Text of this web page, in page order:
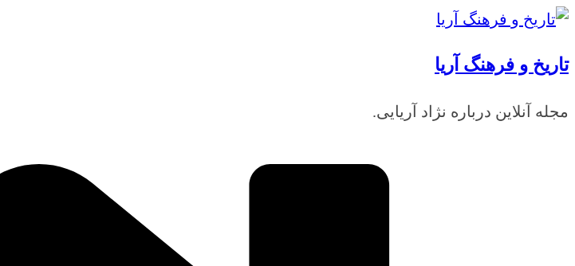
رفتن
محتوا
تاریخ و فرهنگ آریا
مجله آنلاین درباره نژاد آریایی.